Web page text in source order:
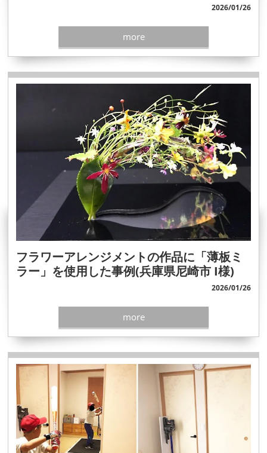
2026/01/26
more
フラワーアレンジメントの作品に「薄板ミ
ラー」を使用した事例(兵庫県尼崎市 I様)
2026/01/26
more